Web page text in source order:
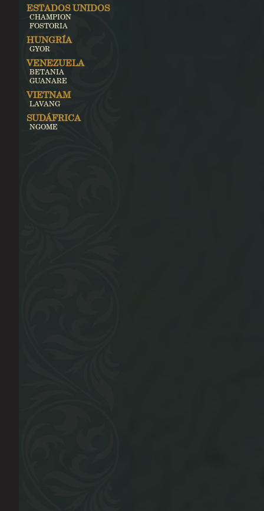
ESTADOS UNIDOS
CHAMPION
FOSTORIA
HUNGRÍA
GYOR
VENEZUELA
BETANIA
GUANARE
VIETNAM
LAVANG
SUDÁFRICA
NGOME